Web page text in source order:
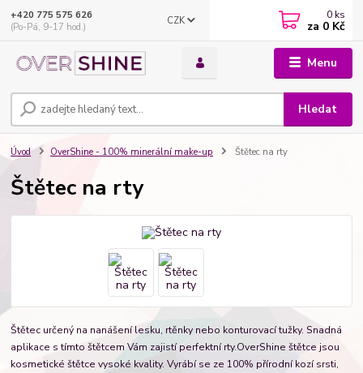
Menu
CZK
Hledat
+420 775 575 626
(Po-Pá, 9-17 hod.)
0 ks
za 0 Kč
Úvod OverShine - 100% minerální make-up Štětec na rty
Štětec na rty
Štětec určený na nanášení lesku, rtěnky nebo konturovací tužky. Snadná
aplikace s tímto štětcem Vám zajistí perfektní rty.OverShine štětce jsou
kosmetické štětce vysoké kvality. Vyrábí se ze 100% přírodní kozí srsti,